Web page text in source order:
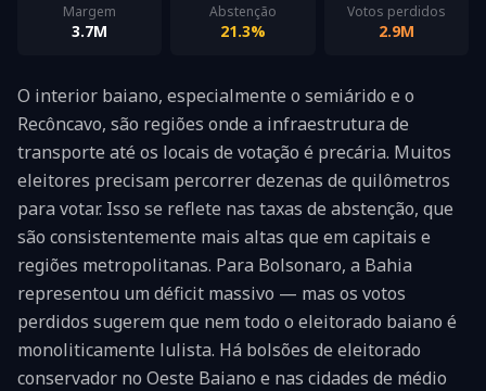
Margem
3.7M
Abstenção
21.3%
Votos perdidos
2.9M
O interior baiano, especialmente o semiárido e o
Recôncavo, são regiões onde a infraestrutura de
transporte até os locais de votação é precária. Muitos
eleitores precisam percorrer dezenas de quilômetros
para votar. Isso se reflete nas taxas de abstenção, que
são consistentemente mais altas que em capitais e
regiões metropolitanas. Para Bolsonaro, a Bahia
representou um déficit massivo — mas os votos
perdidos sugerem que nem todo o eleitorado baiano é
monoliticamente lulista. Há bolsões de eleitorado
conservador no Oeste Baiano e nas cidades de médio